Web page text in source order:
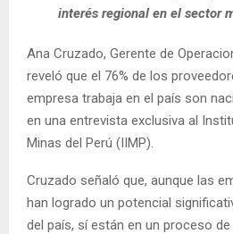
interés regional en el sector
Ana Cruzado, Gerente de
reveló que el 76% de los
empresa trabaja en el país son
en una entrevista exclusiva al
Minas del Perú (IIMP).
Cruzado señaló que, aunque las
han logrado un potencial
del país, sí están en un proceso